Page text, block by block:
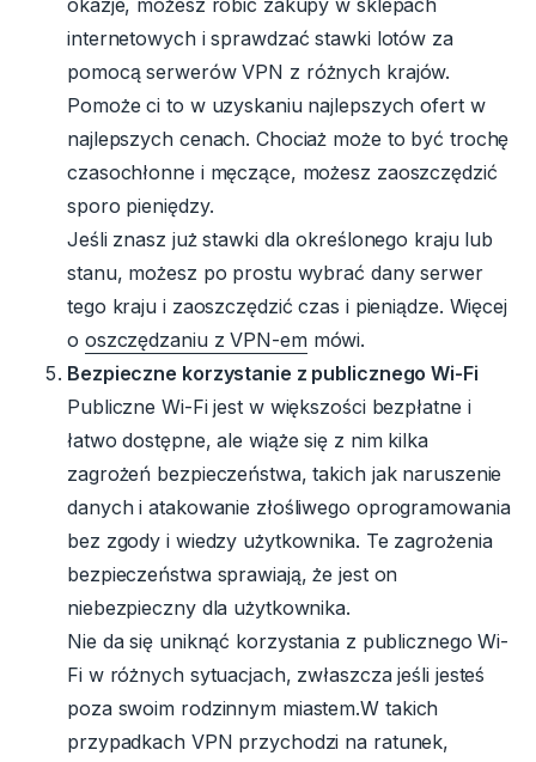
okazje, możesz robić zakupy w sklepach
internetowych i sprawdzać stawki lotów za
pomocą serwerów VPN z różnych krajów.
Pomoże ci to w uzyskaniu najlepszych ofert w
najlepszych cenach. Chociaż może to być trochę
czasochłonne i męczące, możesz zaoszczędzić
sporo pieniędzy.
Jeśli znasz już stawki dla określonego kraju lub
stanu, możesz po prostu wybrać dany serwer
tego kraju i zaoszczędzić czas i pieniądze. Więcej
o oszczędzaniu z VPN-emmówi.
Bezpieczne korzystanie z publicznego Wi-Fi
Publiczne Wi-Fi jest w większości bezpłatne i
łatwo dostępne, ale wiąże się z nim kilka
zagrożeń bezpieczeństwa, takich jak naruszenie
danych i atakowanie złośliwego oprogramowania
bez zgody i wiedzy użytkownika. Te zagrożenia
bezpieczeństwa sprawiają, że jest on
niebezpieczny dla użytkownika.
Nie da się uniknąć korzystania z publicznego Wi-
Fi w różnych sytuacjach, zwłaszcza jeśli jesteś
poza swoim rodzinnym miastem.W takich
przypadkach VPN przychodzi na ratunek,